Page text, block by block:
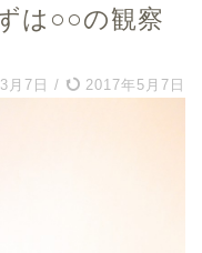
は○○の観察
月7日 / 2017年5月7日